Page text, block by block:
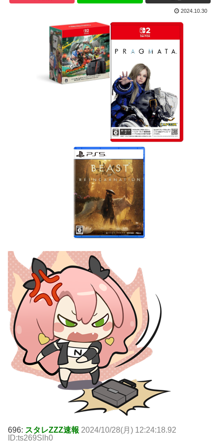
2024.10.30
696: スタレZZZ速報 2024/10/28(月) 12:24:18.92
ID:ts269Slh0